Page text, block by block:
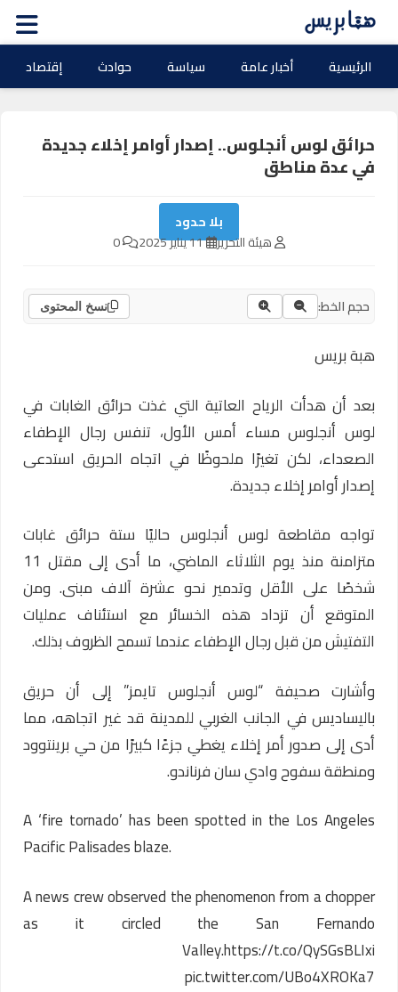
الرئيسية أخبار عامة سياسة حوادث إقتصاد
حرائق لوس أنجلوس.. إصدار أوامر إخلاء جديدة
في عدة مناطق
بلا حدود
هيئة التحرير 11 يناير 2025
حجم الخط: نسخ المحتوى
هبة بريس
بعد أن هدأت الرياح العاتية التي غذت حرائق الغابات في
لوس أنجلوسمساء أمس الأول، تنفس رجال الإطفاء
الصعداء، لكن تغيرًا ملحوظًا في اتجاه الحريق استدعى
إصدار أوامر إخلاء جديدة.
تواجه مقاطعة لوس أنجلوس حاليًا ستة حرائق غابات
متزامنة منذ يوم الثلاثاء الماضي، ما أدى إلى مقتل 11
شخصًا على الأقل وتدمير نحو عشرة آلاف مبنى. ومن
المتوقع أن تزداد هذه الخسائر مع استئناف عمليات
التفتيش من قبل رجال الإطفاء عندما تسمح الظروف بذلك.
وأشارت صحيفة “لوس أنجلوس تايمز” إلى أن حريق
باليساديس في الجانب الغربي للمدينة قد غير اتجاهه، مما
أدى إلى صدور أمر إخلاء يغطي جزءًا كبيرًا من حي برينتوود
ومنطقة سفوح وادي سان فرناندو.
A ‘fire tornado’ has been spotted in the Los Angeles
Pacific Palisades blaze.
A news crew observed the phenomenon from a chopper
as it circled the San Fernando
Valley.https://t.co/QySGsBLIxi
pic.twitter.com/UBo4XROKa7